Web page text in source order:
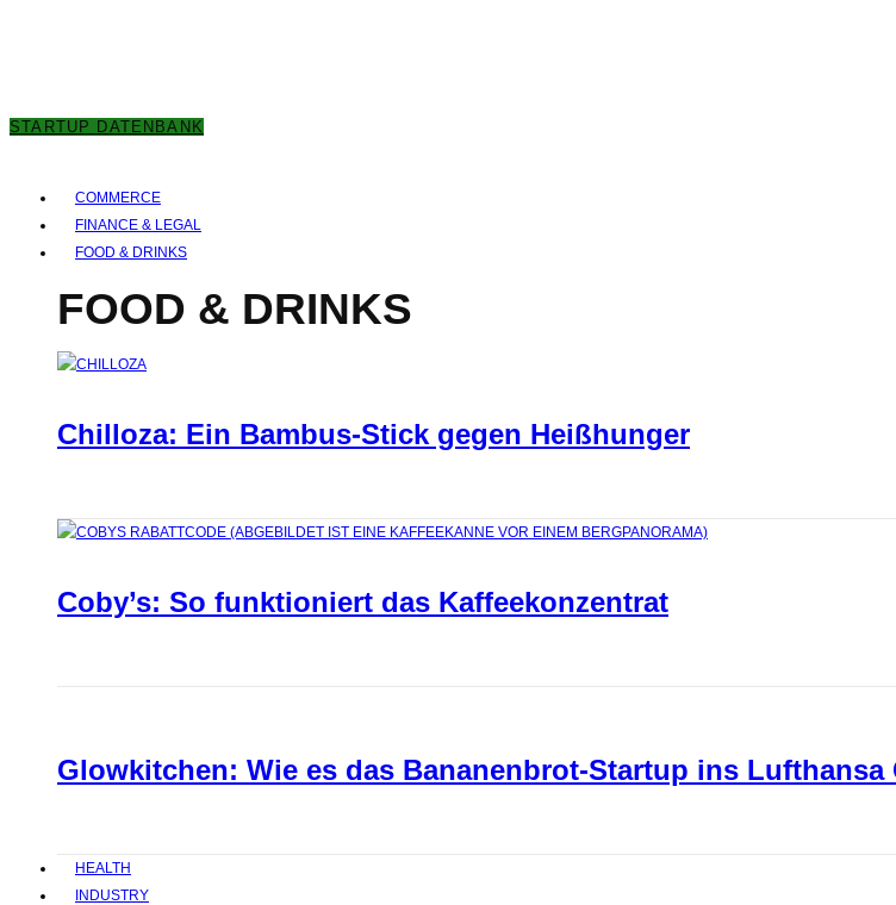
STARTUP DATENBANK
COMMERCE
FINANCE & LEGAL
FOOD & DRINKS
FOOD & DRINKS
Chilloza: Ein Bambus-Stick gegen Heißhunger
Coby’s: So funktioniert das Kaffeekonzentrat
Glowkitchen: Wie es das Bananenbrot-Startup ins Lufthansa
HEALTH
INDUSTRY